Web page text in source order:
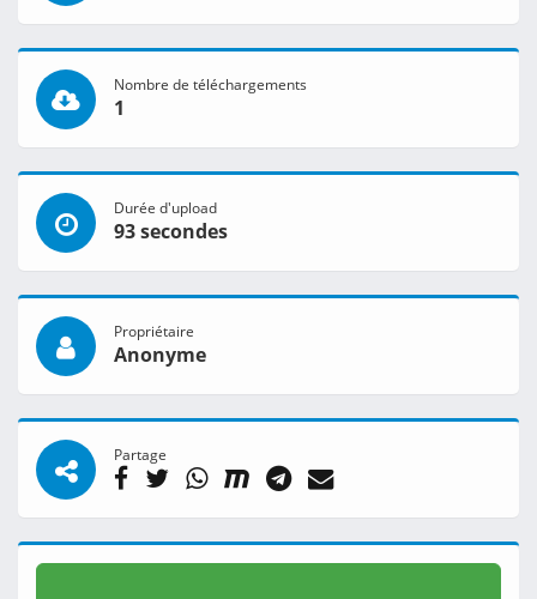
Nombre de téléchargements
1
Durée d'upload
93 secondes
Propriétaire
Anonyme
Partage